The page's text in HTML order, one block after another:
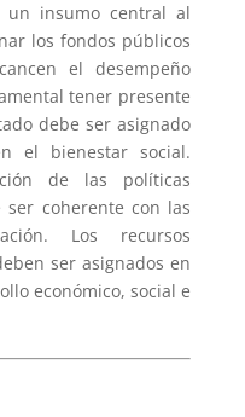
un insumo central al
los fondos públicos
el desempeño
tener presente
debe ser asignado
el bienestar social.
de las políticas
coherente con las
Los recursos
ser asignados en
económico, social e